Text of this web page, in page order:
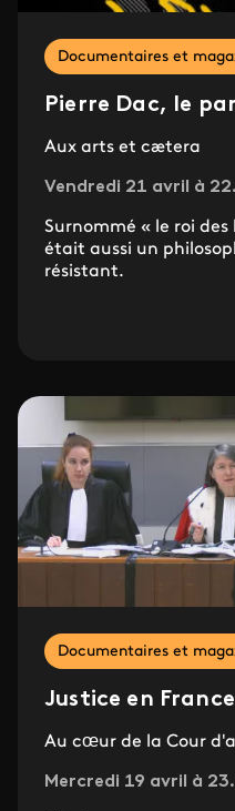
Documentaires et
Pierre Dac, le
Aux arts et cætera
Vendredi 21 avril à
Surnommé « le roi
était aussi un
résistant.
Documentaires et
Justice en France
Au cœur de la Cour
Mercredi 19 avril à